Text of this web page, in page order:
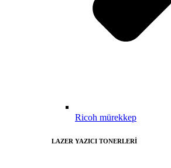
Ricoh mürekkep
LAZER YAZICI TONERLERİ